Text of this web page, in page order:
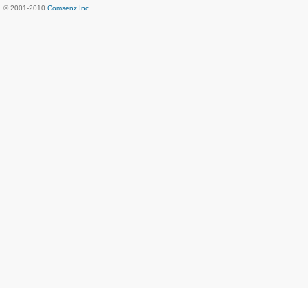
© 2001-2010 Comsenz Inc.